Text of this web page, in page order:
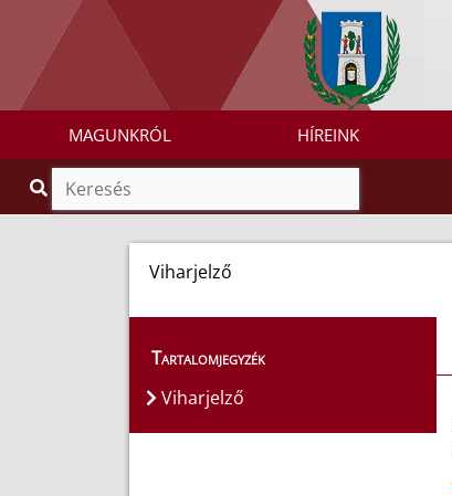
MAGUNKRÓL HÍREINK
Viharjelző
Tartalomjegyzék
Viharjelző